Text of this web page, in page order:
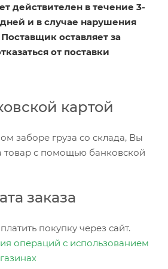
действителен в течение 3-
и в случае нарушения
оставляет за
от поставки
картой
заборе груза со склада, Вы
товар с помощью банковской
заказа
покупку через сайт.
операций с использованием